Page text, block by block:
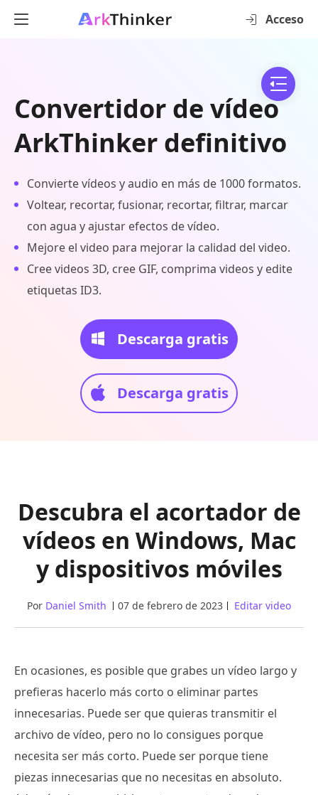
Acceso
Convertidor de vídeo
ArkThinker definitivo
Convierte vídeos y audio en más de 1000 formatos.
Voltear, recortar, fusionar, recortar, filtrar, marcar
con agua y ajustar efectos de vídeo.
Mejore el video para mejorar la calidad del video.
Cree videos 3D, cree GIF, comprima videos y edite
etiquetas ID3.
Descarga gratis
Descarga gratis
Descubra el acortador de
vídeos en Windows, Mac
y dispositivos móviles
Por Daniel Smith 07 de febrero de 2023 Editar video
En ocasiones, es posible que grabes un vídeo largo y
prefieras hacerlo más corto o eliminar partes
innecesarias. Puede ser que quieras transmitir el
archivo de vídeo, pero no lo consigues porque
necesita ser más corto. Puede ser porque tiene
piezas innecesarias que no necesitas en absoluto.